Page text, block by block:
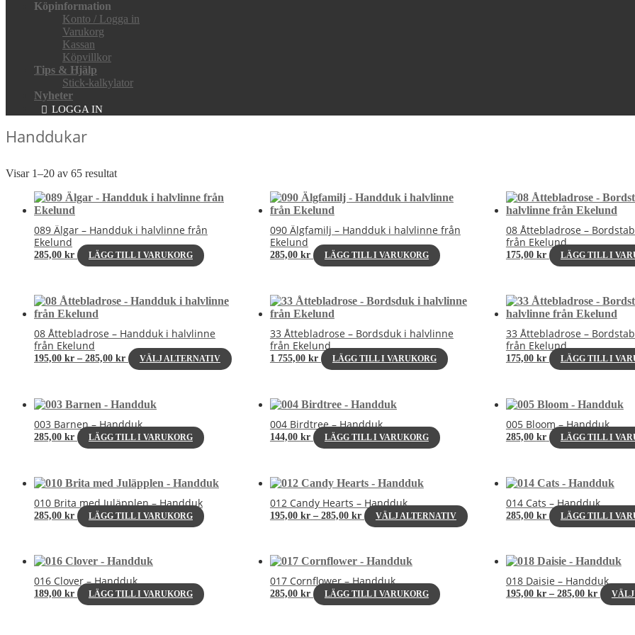
Köpinformation
Konto / Logga in
Varukorg
Kassan
Köpvillkor
Tips & Hjälp
Stick-kalkylator
Nyheter
LOGGA IN
Handdukar
Visar 1–20 av 65 resultat
089 Älgar – Handduk i halvlinne från
Ekelund
285,00 kr LÄGG TILL I VARUKORG
090 Älgfamilj – Handduk i halvlinne från
Ekelund
285,00 kr LÄGG TILL I VARUKORG
08 Åttebladrose –
från Ekelund
175,00 kr LÄGG TILL I
08 Åttebladrose – Handduk i halvlinne
från Ekelund
195,00 kr – 285,00 krPrisintervall:
195,00 kr
VÄLJ ALTERNATIV
Den
varianter.
produktsidan
33 Åttebladrose – Bordsduk i halvlinne
från Ekelund
1 755,00 kr LÄGG TILL I VARUKORG
33 Åttebladrose –
från Ekelund
175,00 kr LÄGG TILL I
003 Barnen – Handduk
285,00 kr LÄGG TILL I VARUKORG
004 Birdtree – Handduk
144,00 kr LÄGG TILL I VARUKORG
005 Bloom – Handduk
285,00 kr LÄGG TILL I
010 Brita med Juläpplen – Handduk
285,00 kr LÄGG TILL I VARUKORG
012 Candy Hearts – Handduk
195,00 kr – 285,00 krPrisintervall:
195,00 kr
VÄLJ ALTERNATIV
Den
varianter.
014 Cats – Handduk
285,00 kr LÄGG TILL I
016 Clover – Handduk
189,00 kr LÄGG TILL I VARUKORG
017 Cornflower – Handduk
285,00 kr LÄGG TILL I VARUKORG
018 Daisie – Handduk
195,00 kr – 285,00 kr
195,00